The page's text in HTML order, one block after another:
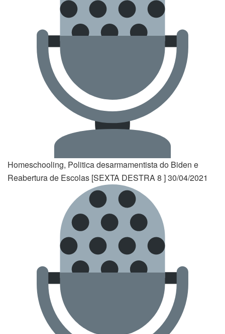
Homeschooling, Politica desarmamentista do Biden e
Reabertura de Escolas [SEXTA DESTRA 8 ] 30/04/2021